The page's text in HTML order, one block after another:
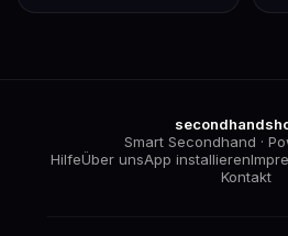
Smart Secondhand ·
HilfeÜber unsApp installieren
Kontakt